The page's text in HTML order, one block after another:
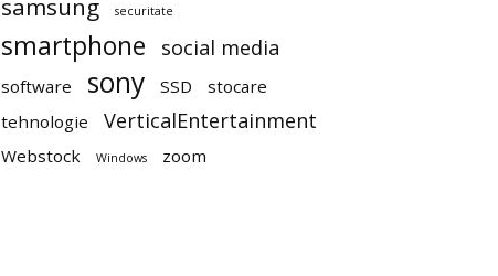
samsung securitate
smartphone social media
software sony SSD
stocare
tehnologie
VerticalEntertainment
Webstock Windows zoom